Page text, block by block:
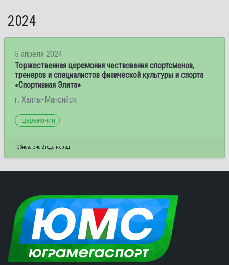
2024
5 апреля 2024
Торжественная церемония чествования спортсменов,
тренеров и специалистов физической культуры и спорта
«Спортивная Элита»
г. Ханты-Мансийск
Церемонии
Обновлено 2 года назад